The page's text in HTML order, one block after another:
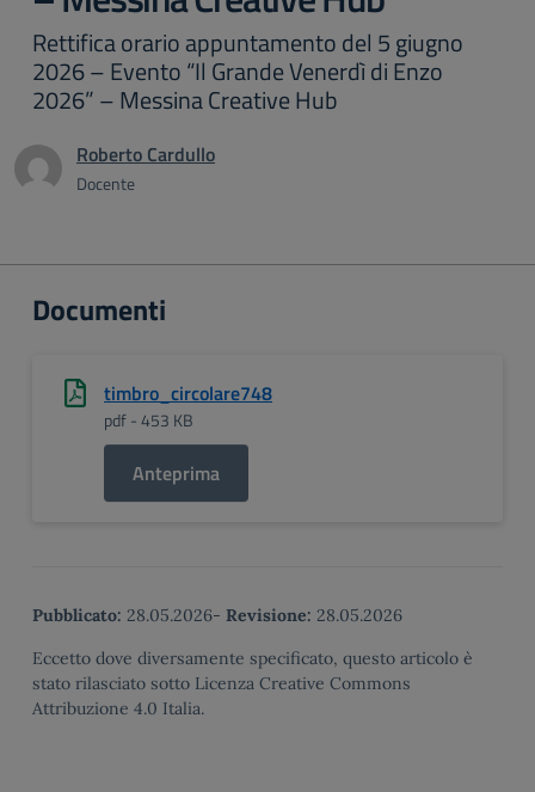
Rettifica orario appuntamento del 5 giugno
2026 – Evento “Il Grande Venerdì di Enzo
2026” – Messina Creative Hub
Roberto Cardullo
Docente
Documenti
timbro_circolare748
pdf - 453 KB
Anteprima
Pubblicato: 28.05.2026- Revisione: 28.05.2026
Eccetto dove diversamente specificato, questo articolo è
stato rilasciato sotto Licenza Creative Commons
Attribuzione 4.0 Italia.